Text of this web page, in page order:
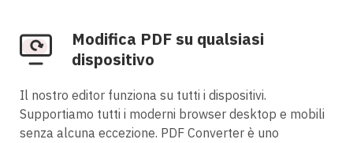
Modifica PDF su qualsiasi
dispositivo
Il nostro editor funziona su tutti i dispositivi.
Supportiamo tutti i moderni browser desktop e mobili
senza alcuna eccezione. PDF Converter è uno